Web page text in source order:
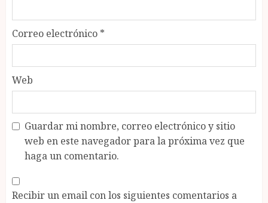
Correo electrónico *
Web
Guardar mi nombre, correo electrónico y sitio
web en este navegador para la próxima vez que
haga un comentario.
Recibir un email con los siguientes comentarios a